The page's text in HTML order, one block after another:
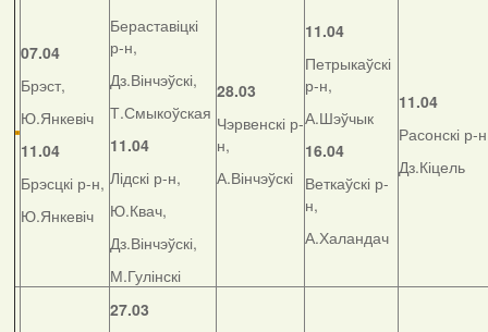
07.04
Брэст,
Ю.Янкевіч
11.04
Брэсцкі р-н,
Ю.Янкевіч
Бераставіцкі
р-н,
Дз.Вінчэўскі,
Т.Смыкоўская
11.04
Лідскі р-н,
Ю.Квач,
Дз.Вінчэўскі,
М.Гулінскі
28.03
Чэрвенскі р-
н,
А.Вінчэўскі
11.04
Петрыкаўскі
р-н,
А.Шэўчык
16.04
Веткаўскі р-
н,
А.Халандач
11.04
Расонскі р-
Дз.Кіцель
27.03